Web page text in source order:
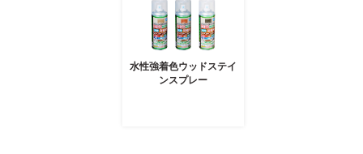
水性強着色ウッドステイ
ンスプレー